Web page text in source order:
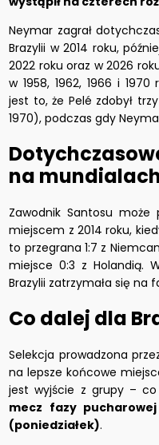
Neymar zagrał
Brazylii w 2014 roku,
2022 roku oraz w 2026
w 1958, 1962, 1966 i
jest to, że Pelé zdobył
1970), podczas gdy
na
Zawodnik Santosu
miejscem z 2014 roku,
to przegrana 1:7 z
miejsce 0:3 z Holandią.
Brazylii zatrzymała się na
Co dalej dla
Selekcja prowadzona
na lepsze końcowe
jest wyjście z grupy – co
mecz fazy
(poniedziałek).